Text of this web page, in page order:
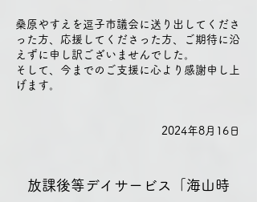
桑原やすえを逗子市議会に送り出してくださ
った方、応援してくださった方、ご期待に沿
えずに申し訳ございませんでした。
そして、今までのご支援に心より感謝申し上
げます。
2024年8月16日
放課後等デイサービス「海山時